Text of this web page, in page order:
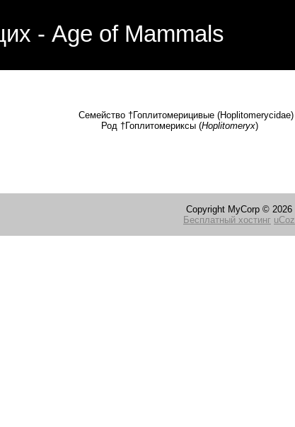
- Age of Mammals
†Гоплитомерицивые (Hoplitomerycidae)
†Гоплитомериксы (Hoplitomeryx)
Copyright MyCorp © 2026
Бесплатный хостинг uCoz